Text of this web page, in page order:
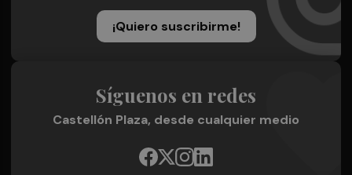
¡Quiero suscribirme!
Síguenos en redes
Castellón Plaza, desde cualquier medio